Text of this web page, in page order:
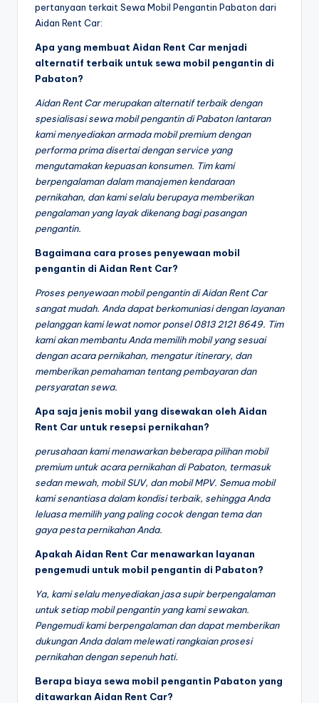
pertanyaan terkait Sewa Mobil Pengantin Pabaton dari
Aidan Rent Car:
Apa yang membuat Aidan Rent Car menjadi
alternatif terbaik untuk sewa mobil pengantin di
Pabaton?
Aidan Rent Car merupakan alternatif terbaik dengan
spesialisasi sewa mobil pengantin di Pabaton lantaran
kami menyediakan armada mobil premium dengan
performa prima disertai dengan service yang
mengutamakan kepuasan konsumen. Tim kami
berpengalaman dalam manajemen kendaraan
pernikahan, dan kami selalu berupaya memberikan
pengalaman yang layak dikenang bagi pasangan
pengantin.
Bagaimana cara proses penyewaan mobil
pengantin di Aidan Rent Car?
Proses penyewaan mobil pengantin di Aidan Rent Car
sangat mudah. Anda dapat berkomuniasi dengan layanan
pelanggan kami lewat nomor ponsel 0813 2121 8649. Tim
kami akan membantu Anda memilih mobil yang sesuai
dengan acara pernikahan, mengatur itinerary, dan
memberikan pemahaman tentang pembayaran dan
persyaratan sewa.
Apa saja jenis mobil yang disewakan oleh Aidan
Rent Car untuk resepsi pernikahan?
perusahaan kami menawarkan beberapa pilihan mobil
premium untuk acara pernikahan di Pabaton, termasuk
sedan mewah, mobil SUV, dan mobil MPV. Semua mobil
kami senantiasa dalam kondisi terbaik, sehingga Anda
leluasa memilih yang paling cocok dengan tema dan
gaya pesta pernikahan Anda.
Apakah Aidan Rent Car menawarkan layanan
pengemudi untuk mobil pengantin di Pabaton?
Ya, kami selalu menyediakan jasa supir berpengalaman
untuk setiap mobil pengantin yang kami sewakan.
Pengemudi kami berpengalaman dan dapat memberikan
dukungan Anda dalam melewati rangkaian prosesi
pernikahan dengan sepenuh hati.
Berapa biaya sewa mobil pengantin Pabaton yang
ditawarkan Aidan Rent Car?